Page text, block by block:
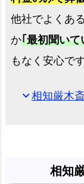
他社でよくある
か｢最初聞い
もなく安心です
expand_more相知厳木
相知